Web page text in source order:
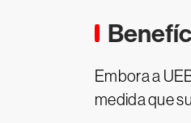
Embora a
medida que